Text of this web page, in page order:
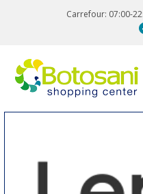
Carrefour: 07:00-